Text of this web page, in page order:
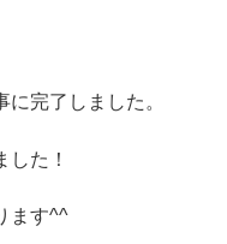
完了しました。
た！
ます^^